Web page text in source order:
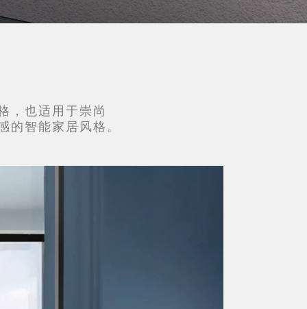
，也适用于崇尚
智能家居风格。